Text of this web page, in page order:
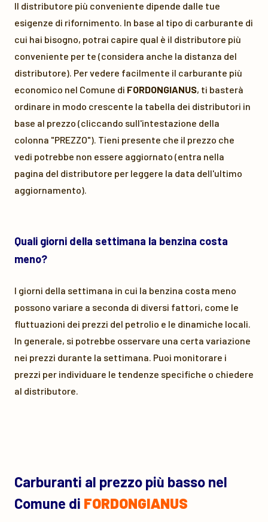
Il distributore più conveniente dipende dalle tue
esigenze di rifornimento. In base al tipo di carburante di
cui hai bisogno, potrai capire qual è il distributore più
conveniente per te (considera anche la distanza del
distributore). Per vedere facilmente il carburante più
economico nel Comune di FORDONGIANUS, ti basterà
ordinare in modo crescente la tabella dei distributori in
base al prezzo (cliccando sull'intestazione della
colonna "PREZZO"). Tieni presente che il prezzo che
vedi potrebbe non essere aggiornato (entra nella
pagina del distributore per leggere la data dell'ultimo
aggiornamento).
Quali giorni della settimana la benzina costa
meno?
I giorni della settimana in cui la benzina costa meno
possono variare a seconda di diversi fattori, come le
fluttuazioni dei prezzi del petrolio e le dinamiche locali.
In generale, si potrebbe osservare una certa variazione
nei prezzi durante la settimana. Puoi monitorare i
prezzi per individuare le tendenze specifiche o chiedere
al distributore.
Carburanti al prezzo più basso nel
Comune di FORDONGIANUS